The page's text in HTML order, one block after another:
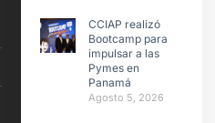
CCIAP realizó
Bootcamp para
impulsar a las
Pymes en
Panamá
Agosto 5, 2026